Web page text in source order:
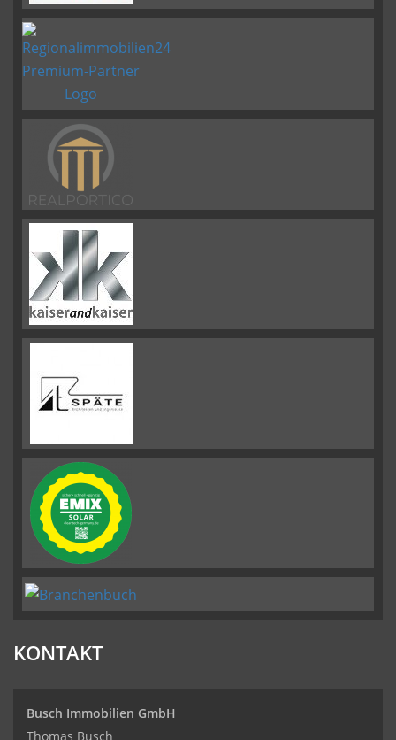
KONTAKT
Busch Immobilien GmbH
Thomas Busch